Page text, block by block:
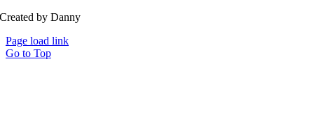
Created by Danny
Page load link
Go to Top